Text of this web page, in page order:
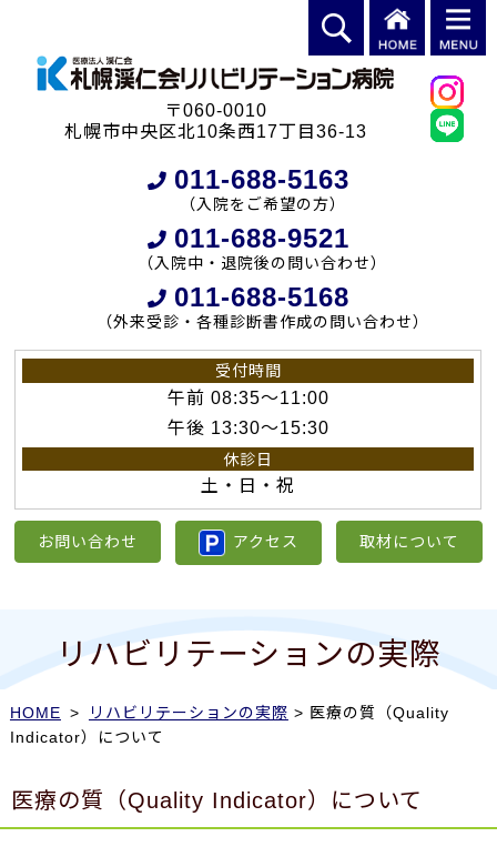
〒060-0010
札幌市中央区北10条西17丁目36-13
011-688-5163
（入院をご希望の方）
011-688-9521
（入院中・退院後の問い合わせ）
011-688-5168
（外来受診・各種診断書作成の問い合わせ）
受付時間
午前 08:35～11:00
午後 13:30～15:30
休診日
土・日・祝
お問い合わせ アクセス 取材について
リハビリテーションの実際
HOME > リハビリテーションの実際 > 医療の質（Quality
Indicator）について
医療の質（Quality Indicator）について